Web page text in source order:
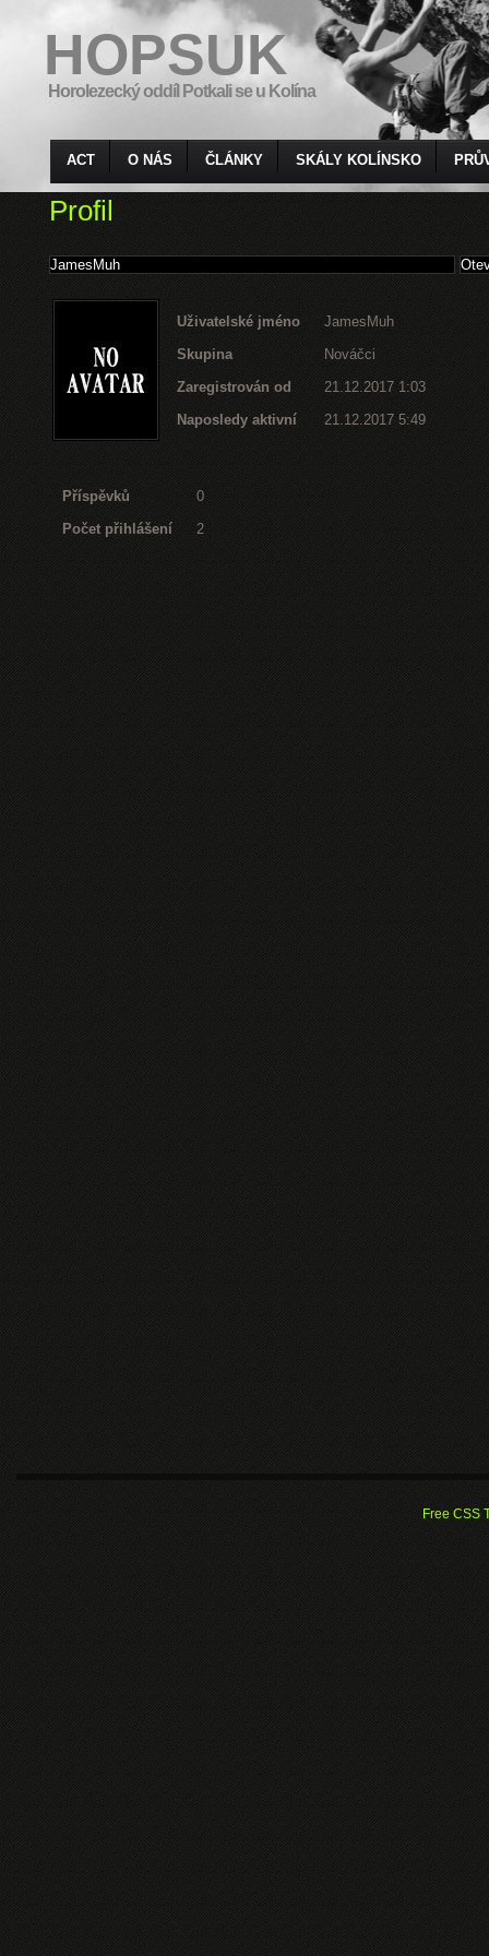
HOPSUK
Horolezecký oddíl Potkali se u Kolína
ACT O NÁS ČLÁNKY SKÁLY KOLÍNSKO
Profil
Uživatelské jméno
JamesMuh
Skupina
Nováčci
Zaregistrován od
21.12.2017 1:03
Naposledy aktivní
21.12.2017 5:49
Příspěvků
0
Počet přihlášení
2
Free CSS